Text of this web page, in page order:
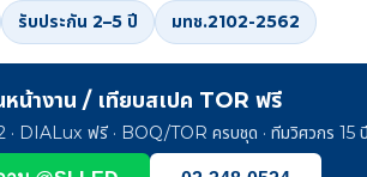
รับประกัน 2–5 ปี มทช.2102-2562
หน้างาน / เทียบสเปค TOR ฟรี
· DIALux ฟรี · BOQ/TOR ครบชุด · ทีมวิศวกร 15 ปี